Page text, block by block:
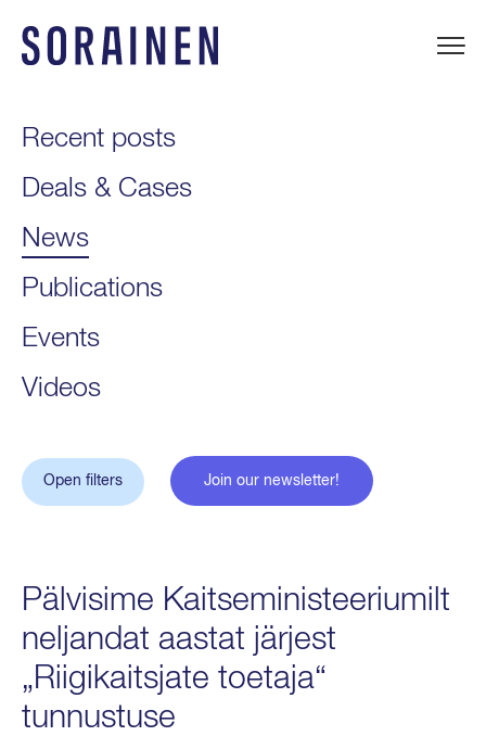
content
Recent posts
Deals & Cases
News
Publications
Events
Videos
Pälvisime Kaitseministeeriumilt
neljandat aastat järjest
„Riigikaitsjate toetaja“
tunnustuse
Open filters Join our newsletter!